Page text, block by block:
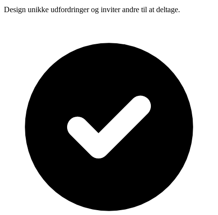
Design unikke udfordringer og inviter andre til at deltage.